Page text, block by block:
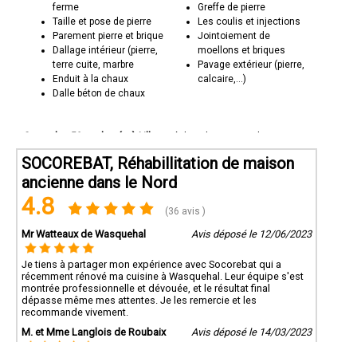
ferme
Taille et pose de pierre
Parement pierre et brique
Dallage intérieur (pierre,
terre cuite, marbre
Enduit à la chaux
Dalle béton de chaux
Greffe de pierre
Les coulis et injections
Jointoiement de
moellons et briques
Pavage extérieur (pierre,
calcaire,...)
réhabilitation de maisons anciennessur toute la région du Nord
(59). Nous sommes fiers de contribuer à la préservation du
patrimoine architectural tout en offrant un espace de vie
moderne et confortable.
Pour en savoir plus sur nos services de réhabilitation de maisons
anciennes ou pour discuter de votre projet spécifique, n'hésitez
dans la rénovation de votre maison ancienne.
SOCOREBAT, Réhabillitation de maison
ancienne dans le Nord
4.8 (36 avis )
Mr Watteaux de Wasquehal Avis déposé le 12/06/2023
Je tiens à partager mon expérience avec Socorebat qui a
récemment rénové ma cuisine à Wasquehal. Leur équipe s'est
montrée professionnelle et dévouée, et le résultat final
dépasse même mes attentes. Je les remercie et les
recommande vivement.
M. et Mme Langlois de Roubaix
Avis déposé le 14/03/2023